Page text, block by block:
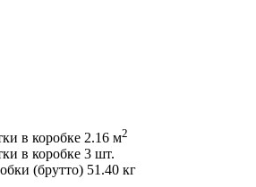
в коробке 2.16 м2
в коробке 3 шт.
(брутто) 51.40 кг